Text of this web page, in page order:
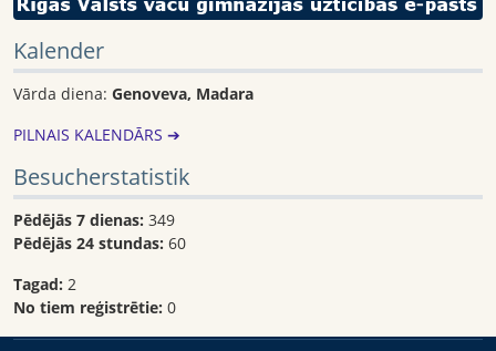
Kalender
Vārda diena: Genoveva, Madara
PILNAIS KALENDĀRS ➔
Besucherstatistik
Pēdējās 7 dienas: 349
Pēdējās 24 stundas: 60
Tagad: 2
No tiem reģistrētie: 0